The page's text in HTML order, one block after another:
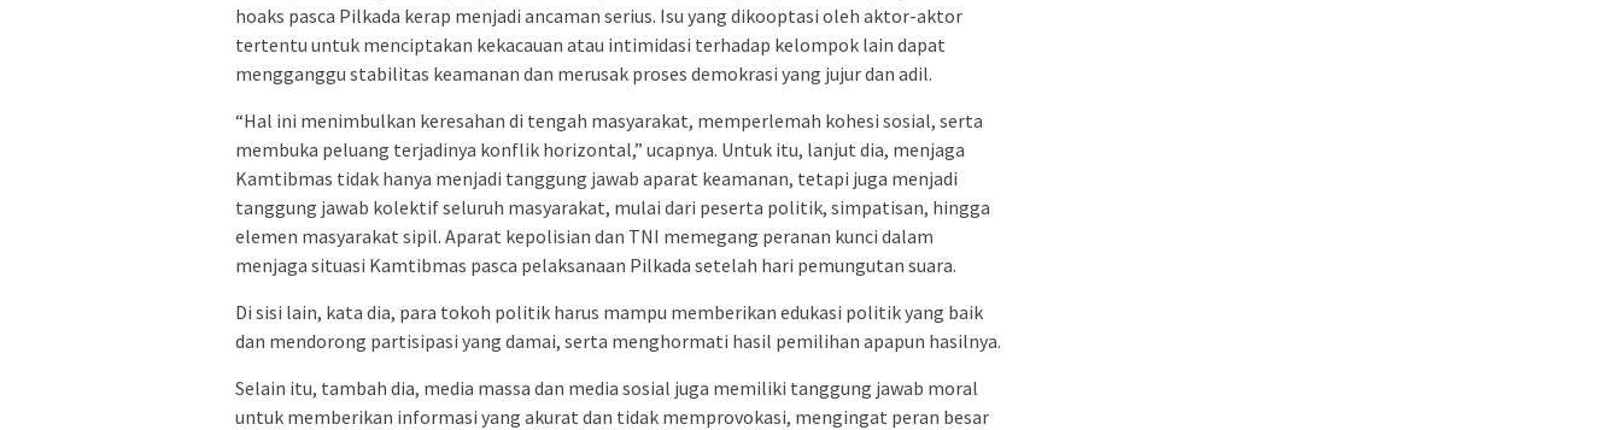
hoaks pasca Pilkada kerap menjadi ancaman serius. Isu yang dikooptasi oleh aktor-aktor
tertentu untuk menciptakan kekacauan atau intimidasi terhadap kelompok lain dapat
mengganggu stabilitas keamanan dan merusak proses demokrasi yang jujur dan adil.
“Hal ini menimbulkan keresahan di tengah masyarakat, memperlemah kohesi sosial, serta
membuka peluang terjadinya konflik horizontal,” ucapnya. Untuk itu, lanjut dia, menjaga
Kamtibmas tidak hanya menjadi tanggung jawab aparat keamanan, tetapi juga menjadi
tanggung jawab kolektif seluruh masyarakat, mulai dari peserta politik, simpatisan, hingga
elemen masyarakat sipil. Aparat kepolisian dan TNI memegang peranan kunci dalam
menjaga situasi Kamtibmas pasca pelaksanaan Pilkada setelah hari pemungutan suara.
Di sisi lain, kata dia, para tokoh politik harus mampu memberikan edukasi politik yang baik
dan mendorong partisipasi yang damai, serta menghormati hasil pemilihan apapun hasilnya.
Selain itu, tambah dia, media massa dan media sosial juga memiliki tanggung jawab moral
untuk memberikan informasi yang akurat dan tidak memprovokasi, mengingat peran besar